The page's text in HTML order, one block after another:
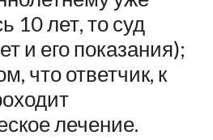
10 лет, то суд
и его показания);
что ответчик, к
лечение.